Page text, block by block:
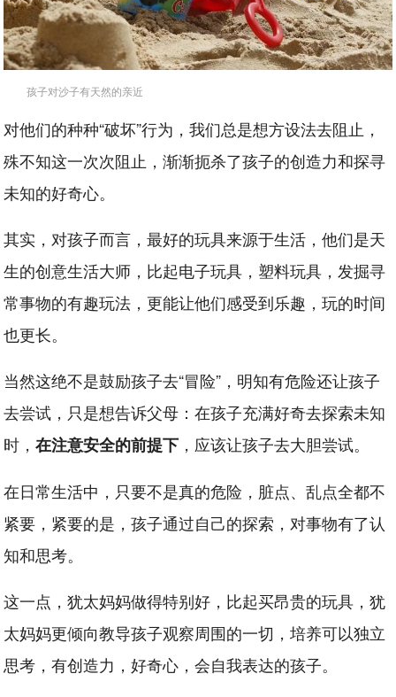
孩子对沙子有天然的亲近
对他们的种种“破坏”行为，我们总是想方设法去阻止，
殊不知这一次次阻止，渐渐扼杀了孩子的创造力和探寻
未知的好奇心。
其实，对孩子而言，最好的玩具来源于生活，他们是天
生的创意生活大师，比起电子玩具，塑料玩具，发掘寻
常事物的有趣玩法，更能让他们感受到乐趣，玩的时间
也更长。
当然这绝不是鼓励孩子去“冒险”，明知有危险还让孩子
去尝试，只是想告诉父母：在孩子充满好奇去探索未知
时，在注意安全的前提下 ，应该让孩子去大胆尝试。
在日常生活中，只要不是真的危险，脏点、乱点全都不
紧要，紧要的是，孩子通过自己的探索，对事物有了认
知和思考。
这一点，犹太妈妈做得特别好，比起买昂贵的玩具，犹
太妈妈更倾向教导孩子观察周围的一切，培养可以独立
思考，有创造力，好奇心，会自我表达的孩子。